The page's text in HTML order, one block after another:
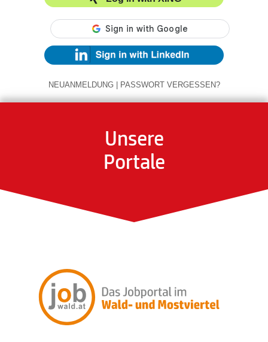
NEUANMELDUNG | PASSWORT VERGESSEN?
Unsere
Portale